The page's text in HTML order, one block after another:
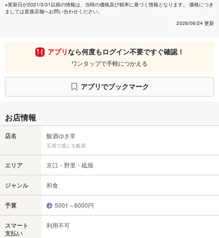
※更新日が2021/3/31以前の情報は、当時の価格及び税率に基づく情報となります。 価格につき
ましては直接店舗へお問い合わせください。
2026/06/24 更新
アプリなら何度もログイン不要ですぐ確認！
ワンタップで手軽につかえる
アプリでブックマーク
お店情報
店名 飯酒ゆき常
五感で感じる飯酒
エリア 京口・野里・砥堀
ジャンル 和食
予算 5001～6000円
スマート
支払い
利用不可